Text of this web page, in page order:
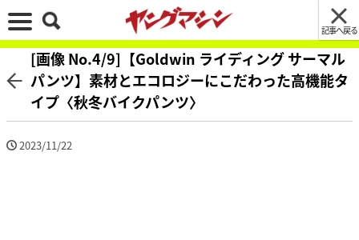
記事へ戻る
[画像 No.4/9]【Goldwin ライディング サーマル
パンツ】素材とエコロジーにこだわった高機能タ
イプ〈秋冬バイクパンツ〉
2023/11/22